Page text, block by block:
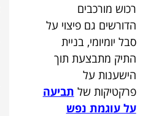
רכוש מורכבים
הדורשים גם פיצוי על
סבל יומיומי, בניית
התיק מתבצעת תוך
הישענות על
פרקטיקות של תביעה
על עוגמת נפש